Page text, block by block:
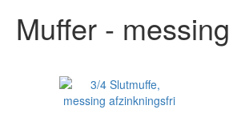
Muffer - messing